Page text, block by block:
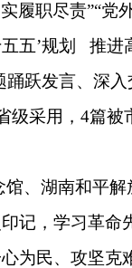
履职尽责”“党
五’规划 推进
跃发言、深入
级采用，4篇被
馆、湖南和平
记，学习革命
为民、攻坚克